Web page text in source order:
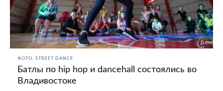
ФОТО STREET DANCE
Батлы по hip hop и dancehall состоялись во
Владивостоке